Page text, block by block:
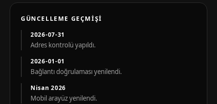
GÜNCELLEME GEÇMIŞI
2026-07-31
Adres kontrolü yapıldı.
2026-01-01
Bağlantı doğrulaması yenilendi.
Nisan 2026
Mobil arayüz yenilendi.